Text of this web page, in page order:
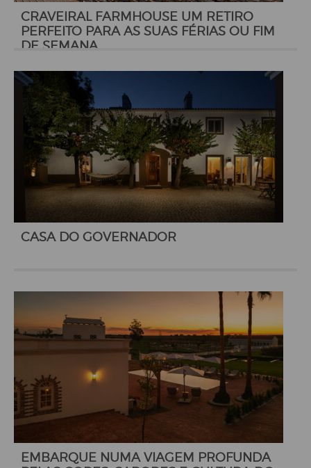
CRAVEIRAL FARMHOUSE UM RETIRO
PERFEITO PARA AS SUAS FÉRIAS OU FIM
DE SEMANA
CASA DO GOVERNADOR
EMBARQUE NUMA VIAGEM PROFUNDA